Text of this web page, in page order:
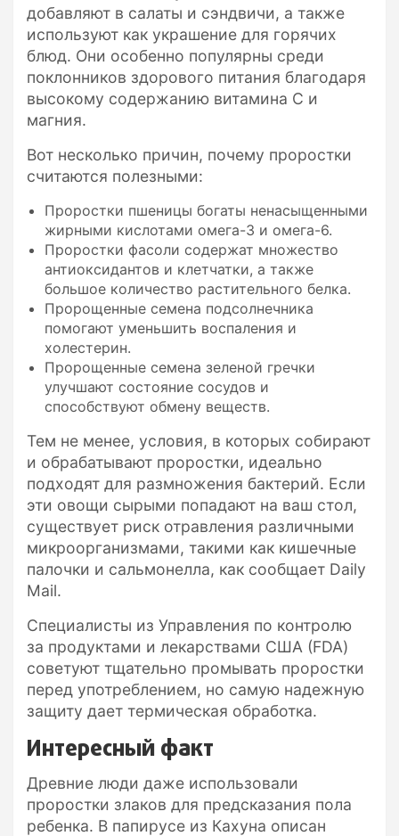
добавляют в салаты и сэндвичи, а также
используют как украшение для горячих
блюд. Они особенно популярны среди
поклонников здорового питания благодаря
высокому содержанию витамина С и
магния.
Вот несколько причин, почему проростки
считаются полезными:
Проростки пшеницы богаты ненасыщенными
жирными кислотами омега-3 и омега-6.
Проростки фасоли содержат множество
антиоксидантов и клетчатки, а также
большое количество растительного белка.
Пророщенные семена подсолнечника
помогают уменьшить воспаления и
холестерин.
Пророщенные семена зеленой гречки
улучшают состояние сосудов и
способствуют обмену веществ.
Тем не менее, условия, в которых собирают
и обрабатывают проростки, идеально
подходят для размножения бактерий. Если
эти овощи сырыми попадают на ваш стол,
существует риск отравления различными
микроорганизмами, такими как кишечные
палочки и сальмонелла, как сообщает Daily
Mail.
Специалисты из Управления по контролю
за продуктами и лекарствами США (FDA)
советуют тщательно промывать проростки
перед употреблением, но самую надежную
защиту дает термическая обработка.
Интересный факт
Древние люди даже использовали
проростки злаков для предсказания пола
ребенка. В папирусе из Кахуна описан